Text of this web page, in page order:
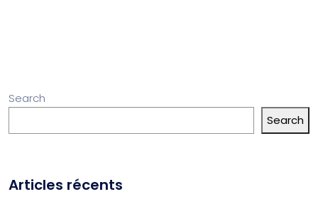
Search
Search
Articles récents